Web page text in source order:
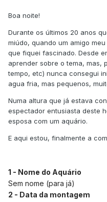
Boa noite!
Durante os últimos 20 anos
miúdo, quando um amigo
que fiquei fascinado. Desde
aprender sobre o tema, mas,
tempo, etc) nunca consegui
agua fria, mas pequenos,
Numa altura que já estava
espectador entusiasta deste
esposa com um aquário.
E aqui estou, finalmente a
1 - Nome do Aquário
Sem nome (para já)
2 - Data da montagem